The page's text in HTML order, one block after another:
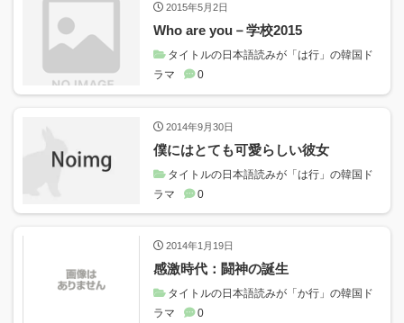
2015年5月2日
Who are you－学校2015
タイトルの日本語読みが「は行」の韓国ド
ラマ
0
2014年9月30日
僕にはとても可愛らしい彼女
タイトルの日本語読みが「は行」の韓国ド
ラマ
0
2014年1月19日
感激時代：闘神の誕生
タイトルの日本語読みが「か行」の韓国ド
ラマ
0